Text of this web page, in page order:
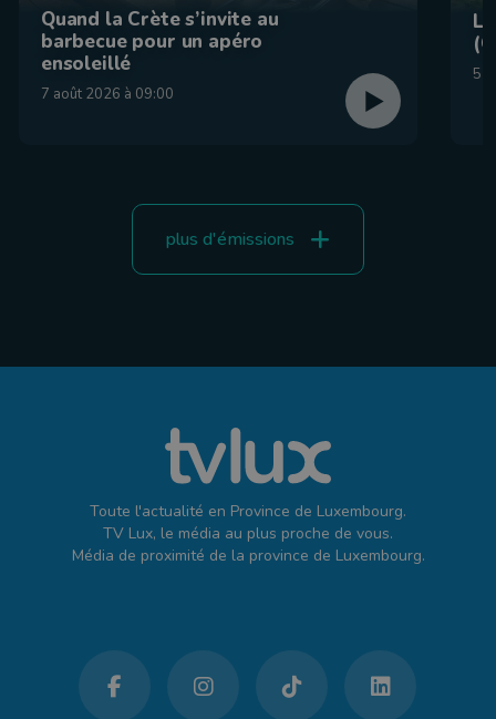
Quand la Crète s’invite au
barbecue pour un apéro
ensoleillé
7 août 2026 à 09:00
5
plus d'émissions
Toute l'actualité en Province de Luxembourg.
TV Lux, le média au plus proche de vous.
Média de proximité de la province de Luxembourg.